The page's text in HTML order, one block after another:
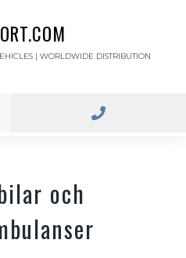
| WORLDWIDE DISTRIBUTION
och